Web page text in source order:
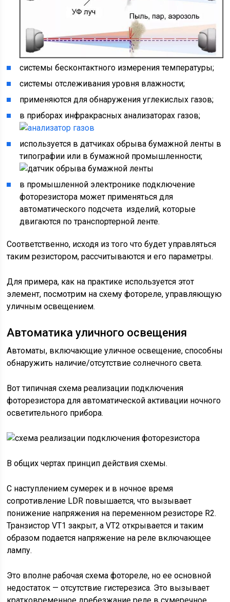
системы бесконтактного измерения температуры;
системы отслеживания уровня влажности;
применяются для обнаружения углекислых газов;
в приборах инфракрасных анализаторах газов;
используется в датчиках обрыва бумажной ленты в
типографии или в бумажной промышленности;
в промышленной электронике подключение
фоторезистора может применяться для
автоматического подсчета изделий, которые
двигаются по транспортерной ленте.
Соответственно, исходя из того что будет управляться
таким резистором, рассчитываются и его параметры.
Для примера, как на практике используется этот
элемент, посмотрим на схему фотореле, управляющую
уличным освещением.
Автоматика уличного освещения
Автоматы, включающие уличное освещение, способны
обнаружить наличие/отсутствие солнечного света.
Вот типичная схема реализации подключения
фоторезистора для автоматической активации ночного
осветительного прибора.
В общих чертах принцип действия схемы.
С наступлением сумерек и в ночное время
сопротивление LDR повышается, что вызывает
понижение напряжения на переменном резисторе R2.
Транзистор VT1 закрыт, а VT2 открывается и таким
образом подается напряжение на реле включающее
лампу.
Это вполне рабочая схема фотореле, но ее основной
недостаток — отсутствие гистерезиса. Это вызывает